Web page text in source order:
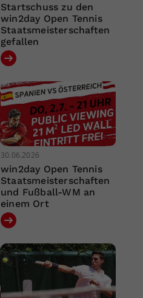
Startschuss zu den
win2day Open Tennis
Staatsmeisterschaften
gefallen
30.06.2026
win2day Open Tennis
Staatsmeisterschaften
und Fußball-WM an
einem Ort